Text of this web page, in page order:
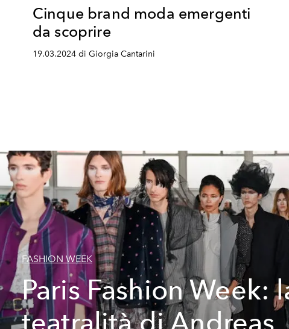
Cinque brand moda emergenti
da scoprire
19.03.2024 di Giorgia Cantarini
FASHION WEEK
Paris Fashion Week:
teatralità di Andreas